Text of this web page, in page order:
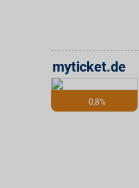
0,8%
myticket.de